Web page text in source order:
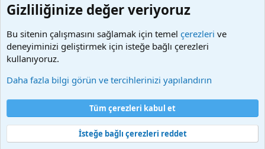
kaldırılacaktır. Sitemizde Bulunan Videolar YouTube,
alınmaktadır. Telif hakları sorumluluğu bu sitelere aittir.
Videoların hiç biri sunucularımızda bulunmamaktadır.
Şartlar ve kurallar Gizlilik politikası
Ana sayfa
Community platform by XenForo® © 2010-2025 XenForo Ltd.
Bu forum XenGenTr © 2014 - 2026 ürünleri ile desteklenmektedir
Gizliliğinize değer veriyoruz
Bu sitenin çalışmasını sağlamak için temel çerezleri ve
deneyiminizi geliştirmek için isteğe bağlı çerezleri
kullanıyoruz.
Daha fazla bilgi görün ve tercihlerinizi yapılandırın
Tüm çerezleri kabul et
İsteğe bağlı çerezleri reddet